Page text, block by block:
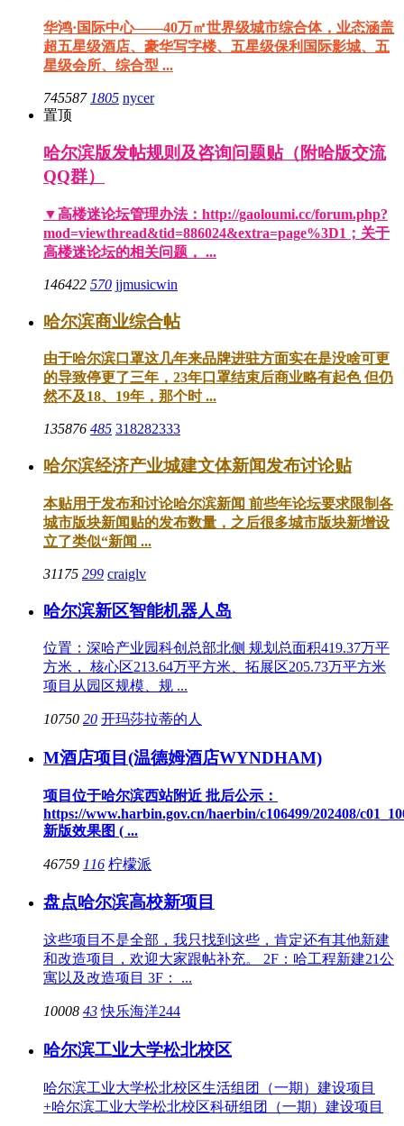
华鸿·国际中心——40万㎡世界级城市综合体，业态涵盖
超五星级酒店、豪华写字楼、五星级保利国际影城、五
星级会所、综合型 ...
745587 1805 nycer
置顶
哈尔滨版发帖规则及咨询问题贴（附哈版交流
QQ群）
▼高楼迷论坛管理办法：http://gaoloumi.cc/forum.php?
mod=viewthread&tid=886024&extra=page%3D1；关于
高楼迷论坛的相关问题， ...
146422 570 jjmusicwin
哈尔滨商业综合帖
由于哈尔滨口罩这几年来品牌进驻方面实在是没啥可更
的导致停更了三年，23年口罩结束后商业略有起色 但仍
然不及18、19年，那个时 ...
135876 485 318282333
哈尔滨经济产业城建文体新闻发布讨论贴
本贴用于发布和讨论哈尔滨新闻 前些年论坛要求限制各
城市版块新闻贴的发布数量，之后很多城市版块新增设
立了类似“新闻 ...
31175 299 craiglv
哈尔滨新区智能机器人岛
位置：深哈产业园科创总部北侧 规划总面积419.37万平
方米， 核心区213.64万平方米、拓展区205.73万平方米
项目从园区规模、规 ...
10750 20 开玛莎拉蒂的人
M酒店项目(温德姆酒店WYNDHAM)
项目位于哈尔滨西站附近 批后公示：
https://www.harbin.gov.cn/haerbin/c106499/202408/
新版效果图 ( ...
46759 116 柠檬派
盘点哈尔滨高校新项目
这些项目不是全部，我只找到这些，肯定还有其他新建
和改造项目，欢迎大家跟帖补充。 2F：哈工程新建21公
寓以及改造项目 3F： ...
10008 43 快乐海洋244
哈尔滨工业大学松北校区
哈尔滨工业大学松北校区生活组团（一期）建设项目
+哈尔滨工业大学松北校区科研组团（一期）建设项目